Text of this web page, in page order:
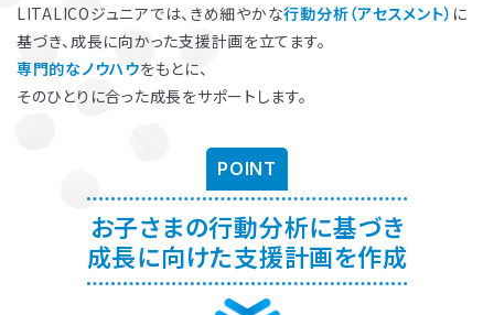
LITALICOジュニアでは、きめ細やかな行動分析（アセスメント） に
基づき、成長に向かった支援計画を立てます。
専門的なノウハウをもとに、
そのひとりに合った成長をサポートします。
POINT
お子さまの行動分析に基づき
成長に向けた支援計画を作成
よくある質問
ペアレントトレーニングを受講するとどんな効果がありますか？
り、怒る回数が減る、ということが研究を通して実証されています。
た、これまで1500名以上の方が受講され、「毎日のようにあった癇癪
が減った」「今まで何回言ってもやってくれなかった宿題をやるように
なった」など、多くの方にご好評をいただいています。
プログラムを聞くだけですか？